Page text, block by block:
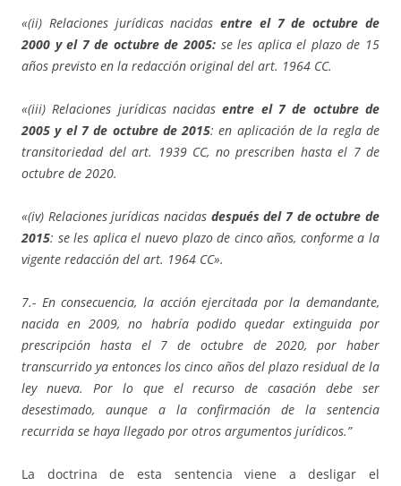
«(ii) Relaciones jurídicas nacidasentre el 7 de octubre de
2000 y el 7 de octubre de 2005: se les aplica el plazo de 15
años previsto en la redacción original del art. 1964 CC.
«(iii) Relaciones jurídicas nacidasentre el 7 de octubre de
2005 y el 7 de octubre de 2015: en aplicación de la regla de
transitoriedad del art. 1939 CC, no prescriben hasta el 7 de
octubre de 2020.
«(iv) Relaciones jurídicas nacidas después del 7 de octubre de
2015: se les aplica el nuevo plazo de cinco años, conforme a la
vigente redacción del art. 1964 CC».
7.- En consecuencia, la acción ejercitada por la demandante,
nacida en 2009, no habría podido quedar extinguida por
prescripción hasta el 7 de octubre de 2020, por haber
transcurrido ya entonces los cinco años del plazo residual de la
ley nueva. Por lo que el recurso de casación debe ser
desestimado, aunque a la confirmación de la sentencia
recurrida se haya llegado por otros argumentos jurídicos.”
La doctrina de esta sentencia viene a desligar el